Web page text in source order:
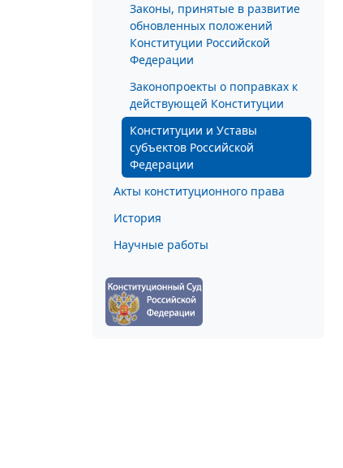
Законы, принятые в развитие
обновленных положений
Конституции Российской
Федерации
Законопроекты о поправках к
действующей Конституции
Конституции и Уставы
субъектов Российской
Федерации
Акты конституционного права
История
Научные работы